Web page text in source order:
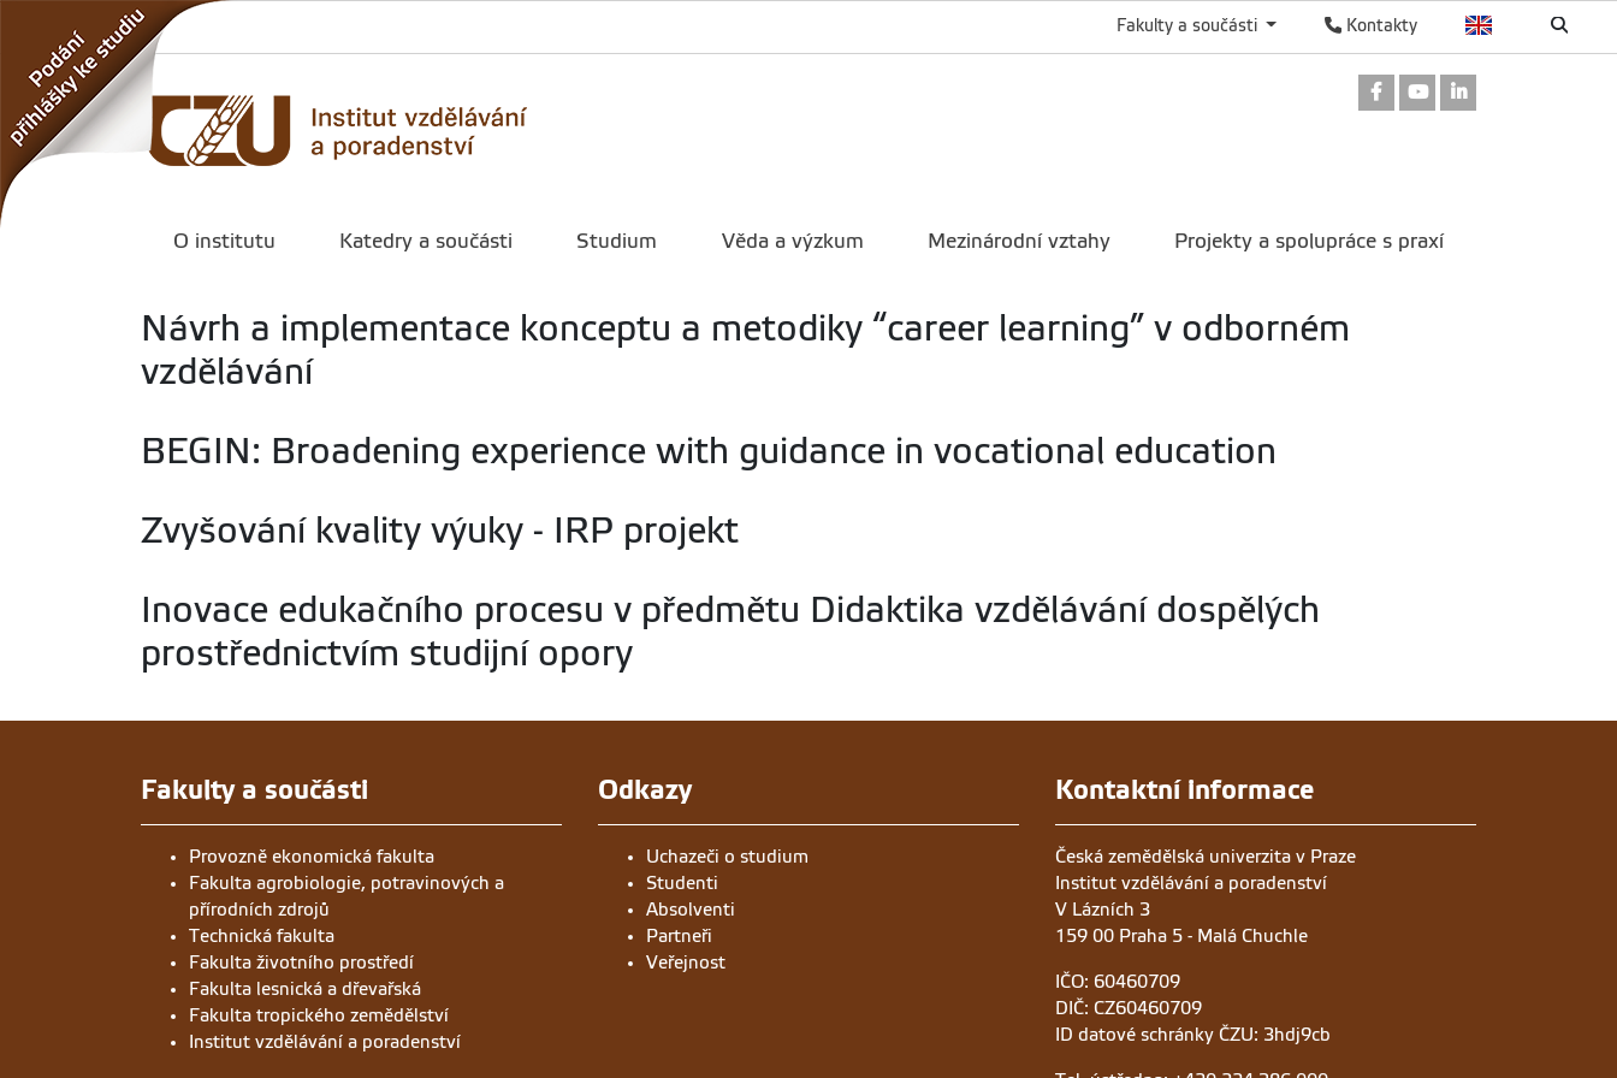
Kontakty
Fakulty a součásti
Odkaz na Facebook
Odkaz na Youtube
O institutu Katedry a součásti Studium Věda a výzkum Mezinárodní vztahy Projekty a spolupráce s praxí
Návrh a implementace konceptu a metodiky “career learning” v odborném
vzdělávání
BEGIN: Broadening experience with guidance in vocational education
Zvyšování kvality výuky - IRP projekt
Inovace edukačního procesu v předmětu Didaktika vzdělávání dospělých
prostřednictvím studijní opory
Fakulty a součásti
Provozně ekonomická fakulta
Fakulta agrobiologie, potravinových a
přírodních zdrojů
Technická fakulta
Fakulta životního prostředí
Fakulta lesnická a dřevařská
Fakulta tropického zemědělství
Institut vzdělávání a poradenství
Odkazy
Uchazeči o studium
Studenti
Absolventi
Partneři
Veřejnost
Kontaktní informace
Česká zemědělská univerzita v Praze
Institut vzdělávání a poradenství
V Lázních 3
159 00 Praha 5 - Malá Chuchle
IČO: 60460709
DIČ: CZ60460709
ID datové schránky ČZU: 3hdj9cb